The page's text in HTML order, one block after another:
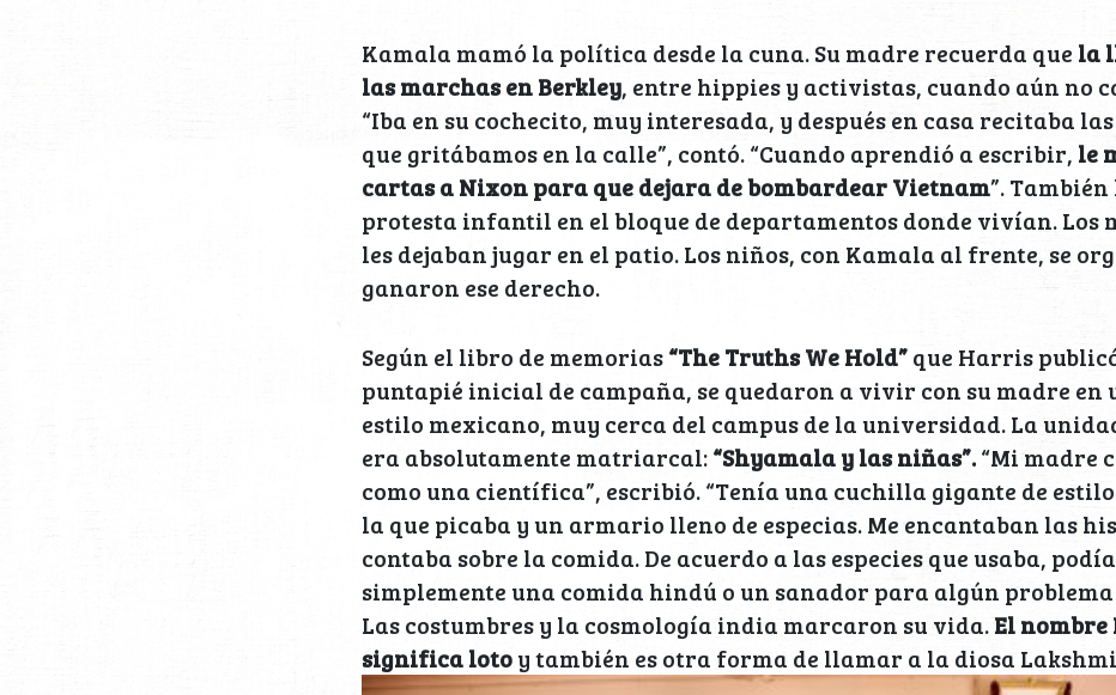
Kamala mamó la política desde la cuna. Su madre recuerda que la
las marchas en Berkley, entre hippies y activistas, cuando aún no
“Iba en su cochecito, muy interesada, y después en casa recitaba
que gritábamos en la calle”, contó. “Cuando aprendió a escribir, le
cartas a Nixon para que dejara de bombardear Vietnam”.
protesta infantil en el bloque de departamentos donde vivían. Los
les dejaban jugar en el patio. Los niños, con Kamala al frente, se
ganaron ese derecho.
Según el libro de memorias“The Truths We Hold”que Harris
puntapié inicial de campaña, se quedaron a vivir con su madre en
estilo mexicano, muy cerca del campus de la universidad. La
era absolutamente matriarcal:“Shyamala y las niñas”.“Mi madre
como una científica”, escribió. “Tenía una cuchilla gigante de
la que picaba y un armario lleno de especias. Me encantaban las
contaba sobre la comida. De acuerdo a las especies que usaba,
simplemente una comida hindú o un sanador para algún problema
Las costumbres y la cosmología india marcaron su vida.El
significa lotoy también es otra forma de llamar a la diosa